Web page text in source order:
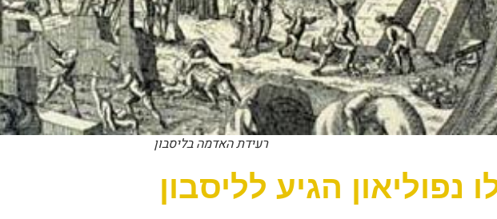
רעידת האדמה בליסבון
נפוליאון הגיע לליסבון